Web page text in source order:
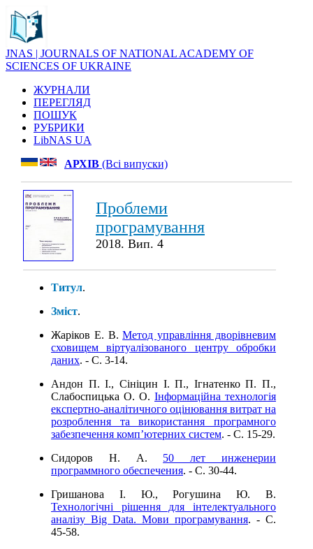
JNAS | JOURNALS OF NATIONAL ACADEMY OF
SCIENCES OF UKRAINE
ЖУРНАЛИ
ПЕРЕГЛЯД
ПОШУК
РУБРИКИ
LibNAS UA
АРХІВ (Всі випуски)
Проблеми
програмування
2018. Вип. 4
Титул.
Зміст.
Жаріков Е. В.Метод управління дворівневим
сховищем віртуалізованого центру обробки
даних. - C. 3-14.
Андон П. І., Сініцин І. П., Ігнатенко П. П.,
Слабоспицька О. О. Інформаційна технологія
експертно-аналітичного оцінювання витрат на
розроблення та використання програмного
забезпечення комп’ютерних систем. - C. 15-29.
Сидоров Н. А. 50 лет инженерии
программного обеспечения. - C. 30-44.
Гришанова І. Ю., Рогушина Ю. В.
Технологічнi рішення для інтелектуального
аналізу Big Data. Мови програмування. - C.
45-58.